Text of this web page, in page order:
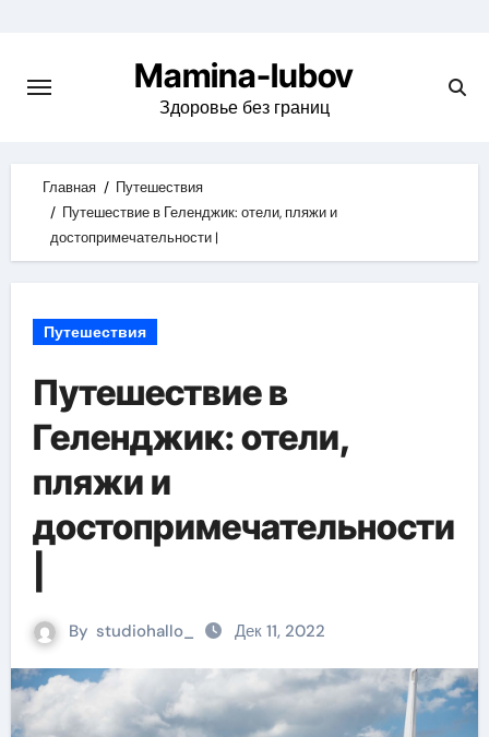
content
Mamina-lubov
Здоровье без границ
Главная
Путешествия
Путешествие в Геленджик: отели, пляжи и
достопримечательности |
Путешествия
Путешествие в
Геленджик: отели,
пляжи и
достопримечательности
By studiohallo_ Дек 11, 2022